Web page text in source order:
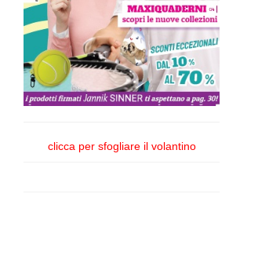
clicca per sfogliare il volantino